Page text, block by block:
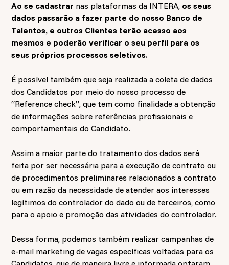
Ao se cadastrar nas plataformas da INTERA, os seus
dados passarão a fazer parte do nosso Banco de
Talentos, e outros Clientes terão acesso aos
mesmos e poderão verificar o seu perfil para os
seus próprios processos seletivos.
É possível também que seja realizada a coleta de dados
dos Candidatos por meio do nosso processo de
“Reference check”, que tem como finalidade a obtenção
de informações sobre referências profissionais e
comportamentais do Candidato.
Assim a maior parte do tratamento dos dados será
feita por ser necessária para a execução de contrato ou
de procedimentos preliminares relacionados a contrato
ou em razão da necessidade de atender aos interesses
legítimos do controlador do dado ou de terceiros, como
para o apoio e promoção das atividades do controlador.
Dessa forma, podemos também realizar campanhas de
e-mail marketing de vagas específicas voltadas para os